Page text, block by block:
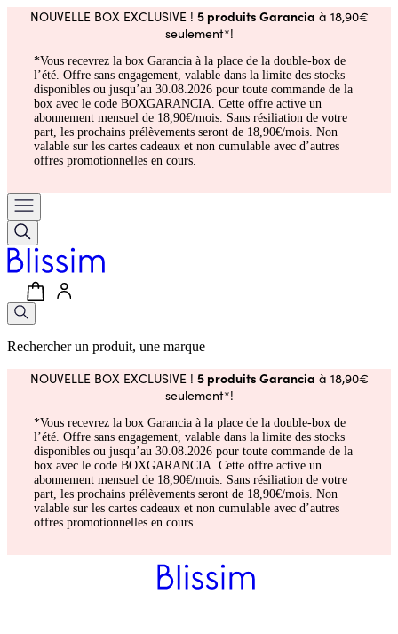
NOUVELLE BOX EXCLUSIVE ! 5 produits Garancia à 18,90€
seulement*!
*Vous recevrez la box Garancia à la place de la double-box de
l’été. Offre sans engagement, valable dans la limite des stocks
disponibles ou jusqu’au 30.08.2026 pour toute commande de la
box avec le code BOXGARANCIA. Cette offre active un
abonnement mensuel de 18,90€/mois. Sans résiliation de votre
part, les prochains prélèvements seront de 18,90€/mois. Non
valable sur les cartes cadeaux et non cumulable avec d’autres
offres promotionnelles en cours.
Rechercher un produit, une marque
NOUVELLE BOX EXCLUSIVE ! 5 produits Garancia à 18,90€
seulement*!
*Vous recevrez la box Garancia à la place de la double-box de
l’été. Offre sans engagement, valable dans la limite des stocks
disponibles ou jusqu’au 30.08.2026 pour toute commande de la
box avec le code BOXGARANCIA. Cette offre active un
abonnement mensuel de 18,90€/mois. Sans résiliation de votre
part, les prochains prélèvements seront de 18,90€/mois. Non
valable sur les cartes cadeaux et non cumulable avec d’autres
offres promotionnelles en cours.